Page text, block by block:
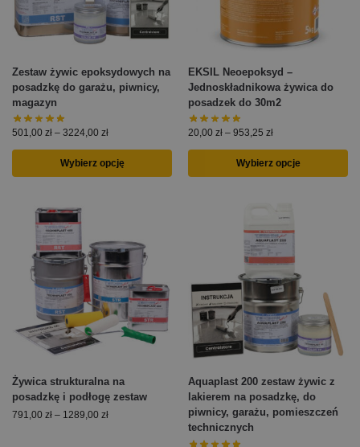
Zestaw żywic epoksydowych na
posadzkę do garażu, piwnicy,
magazyn
501,00 zł – 3224,00 zł
Wybierz opcję
EKSIL Neoepoksyd –
Jednoskładnikowa żywica do
posadzek do 30m2
20,00 zł – 953,25 zł
Wybierz opcje
Żywica strukturalna na
posadzkę i podłogę zestaw
791,00 zł – 1289,00 zł
Aquaplast 200 zestaw żywic z
lakierem na posadzkę, do
piwnicy, garażu, pomieszczeń
technicznych